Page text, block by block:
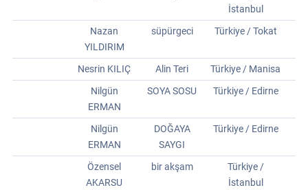
İstanbul
Nazan
YILDIRIM
süpürgeci Türkiye / Tokat
Nesrin KILIÇ Alin Teri
Türkiye / Manisa
Nilgün
ERMAN
SOYA SOSU Türkiye / Edirne
Nilgün
ERMAN
DOĞAYA
SAYGI
Türkiye / Edirne
Özensel
AKARSU
bir akşam
Türkiye /
İstanbul